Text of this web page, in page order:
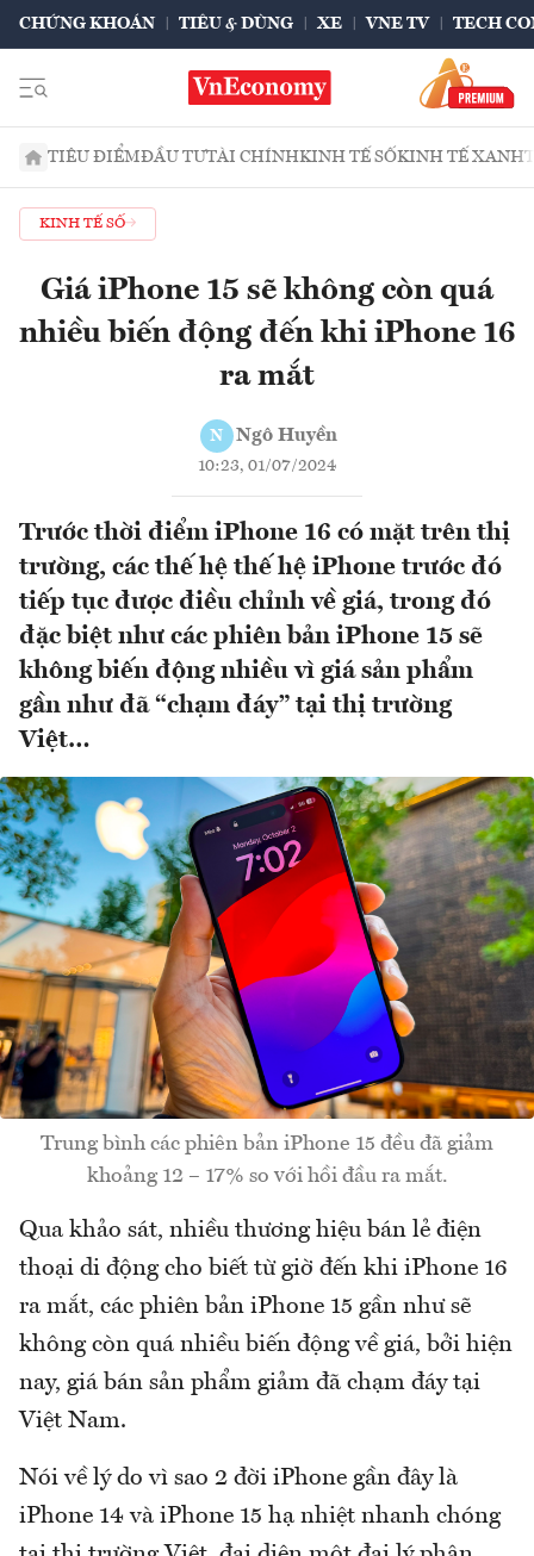
CHỨNG KHOÁN TIÊU & DÙNG XE VNE TV TECH
TIÊU ĐIỂMĐẦU TƯTÀI CHÍNHKINH TẾ SỐKINH TẾ XANH
KINH TẾ SỐ
Giá iPhone 15 sẽ không còn quá
nhiều biến động đến khi iPhone 16
ra mắt
N Ngô Huyền
10:23, 01/07/2024
Trước thời điểm iPhone 16 có mặt trên thị
trường, các thế hệ thế hệ iPhone trước đó
tiếp tục được điều chỉnh về giá, trong đó
đặc biệt như các phiên bản iPhone 15 sẽ
không biến động nhiều vì giá sản phẩm
gần như đã “chạm đáy” tại thị trường
Việt…
Trung bình các phiên bản iPhone 15 đều đã giảm
khoảng 12 – 17% so với hồi đầu ra mắt.
Qua khảo sát, nhiều thương hiệu bán lẻ điện
thoại di động cho biết từ giờ đến khi iPhone 16
ra mắt, các phiên bản iPhone 15 gần như sẽ
không còn quá nhiều biến động về giá, bởi hiện
nay, giá bán sản phẩm giảm đã chạm đáy tại
Việt Nam.
Nói về lý do vì sao 2 đời iPhone gần đây là
iPhone 14 và iPhone 15 hạ nhiệt nhanh chóng